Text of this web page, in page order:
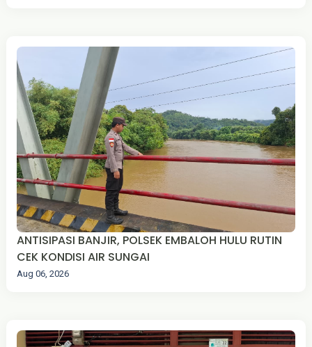
ANTISIPASI BANJIR, POLSEK EMBALOH HULU RUTIN
CEK KONDISI AIR SUNGAI
Aug 06, 2026